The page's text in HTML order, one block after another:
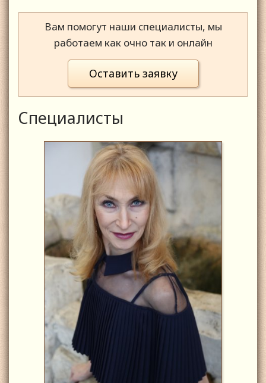
Вам помогут наши специалисты, мы
работаем как очно так и онлайн
Оставить заявку
Специалисты